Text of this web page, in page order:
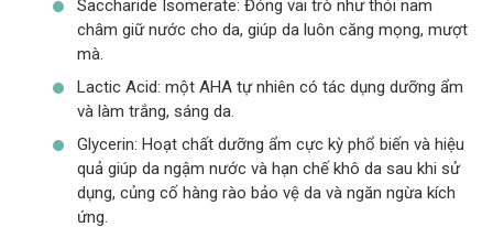
Saccharide Isomerate: Đóng vai trò như thỏi nam
châm giữ nước cho da, giúp da luôn căng mọng, mượt
mà.
Lactic Acid: một AHA tự nhiên có tác dụng dưỡng ẩm
và làm trắng, sáng da.
Glycerin: Hoạt chất dưỡng ẩm cực kỳ phổ biến và hiệu
quả giúp da ngậm nước và hạn chế khô da sau khi sử
dụng, củng cố hàng rào bảo vệ da và ngăn ngừa kích
ứng.